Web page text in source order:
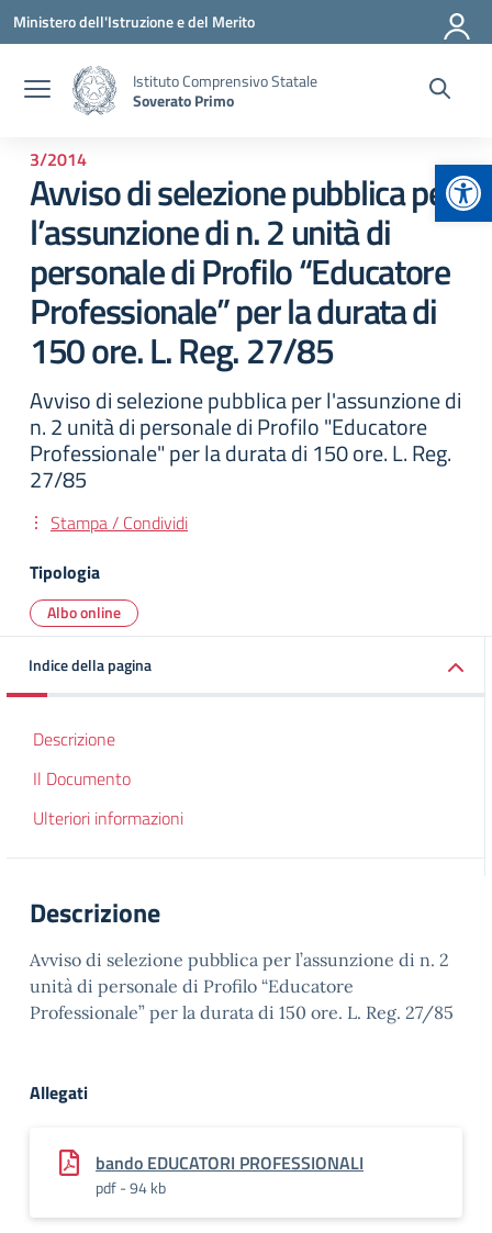
Vai ai contenuti
Vai al menu di navigazione
Vai al footer
Ministero dell'Istruzione e del Merito
Istituto Comprensivo Statale
Soverato Primo
3/2014
Avviso di selezione pubblica per
l’assunzione di n. 2 unità di
personale di Profilo “Educatore
Professionale” per la durata di
150 ore. L. Reg. 27/85
Avviso di selezione pubblica per l'assunzione di
n. 2 unità di personale di Profilo "Educatore
Professionale" per la durata di 150 ore. L. Reg.
27/85
Stampa / Condividi
Tipologia
Albo online
Indice della pagina
Descrizione
Il Documento
Ulteriori informazioni
Descrizione
Avviso di selezione pubblica per l’assunzione di n. 2
unità di personale di Profilo “Educatore
Professionale” per la durata di 150 ore. L. Reg. 27/85
Allegati
bando EDUCATORI PROFESSIONALI
pdf - 94 kb